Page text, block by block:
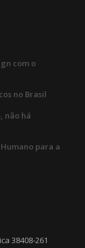
com o
no Brasil
não há
para a
38408-261